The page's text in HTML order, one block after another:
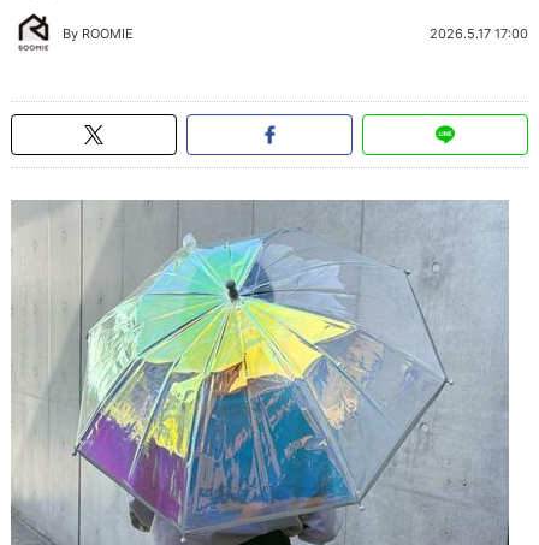
By ROOMIE 2026.5.17 17:00